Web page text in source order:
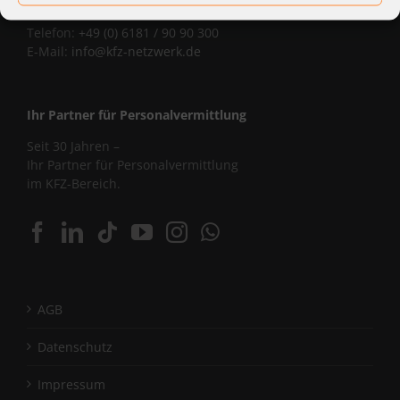
Telefon: +49 (0) 6181 / 90 90 300
E-Mail: info@kfz-netzwerk.de
Ihr Partner für Personalvermittlung
Seit 30 Jahren –
Ihr Partner für Personalvermittlung
im KFZ-Bereich.
AGB
Datenschutz
Impressum